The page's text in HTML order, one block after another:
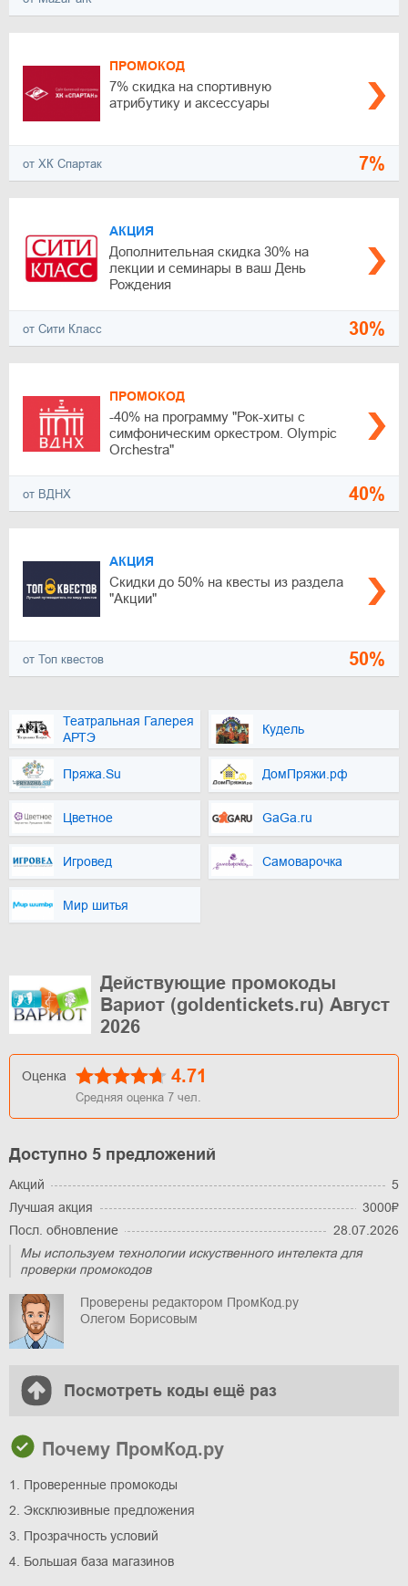
ПРОМОКОД
7% скидка на спортивную
атрибутику и аксессуары
от ХК Спартак 7%
АКЦИЯ
Дополнительная скидка 30% на
лекции и семинары в ваш День
Рождения
от Сити Класс 30%
ПРОМОКОД
-40% на программу "Рок-хиты с
симфоническим оркестром. Olympic
Orchestra"
от ВДНХ 40%
АКЦИЯ
Скидки до 50% на квесты из раздела
"Акции"
от Топ квестов 50%
Театральная Галерея
АРТЭ
Кудель
Пряжа.Su ДомПряжи.рф
Цветное GaGa.ru
Игровед Самоварочка
Мир шитья
Действующие промокоды
Вариот (goldentickets.ru) Август
2026
Оценка 4.71
Средняя оценка 7 чел.
Доступно 5 предложений
Акций
5
Лучшая акция
3000₽
Посл. обновление
28.07.2026
Мы используем технологии искуственного интелекта для
проверки промокодов
Проверены редактором ПромКод.ру
Олегом Борисовым
Посмотреть коды ещё раз
Почему ПромКод.ру
1. Проверенные промокоды
2. Эксклюзивные предложения
3. Прозрачность условий
4. Большая база магазинов